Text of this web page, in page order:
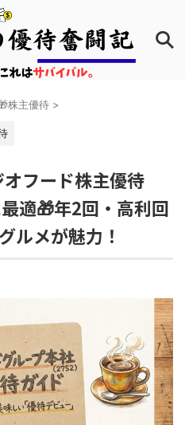
株主優待 >
オフード株主優待
適🎁年2回・高利回
ルメが魅力！